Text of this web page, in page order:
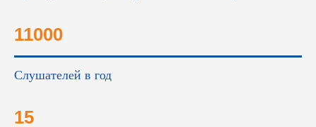
11000
Слушателей в год
15